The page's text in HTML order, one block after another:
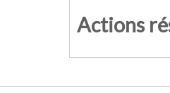
Actions